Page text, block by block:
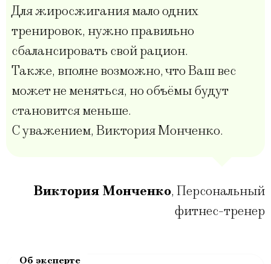
Для жиросжигания мало одних
тренировок, нужно правильно
сбалансировать свой рацион.
Также, вполне возможно, что Ваш вес
может не меняться, но объёмы будут
становится меньше.
С уважением, Виктория Монченко.
Виктория Монченко, Персональный
фитнес-тренер